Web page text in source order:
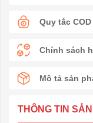
Quy tắc COD
Chính sách
Mô tả sản
THÔNG TIN